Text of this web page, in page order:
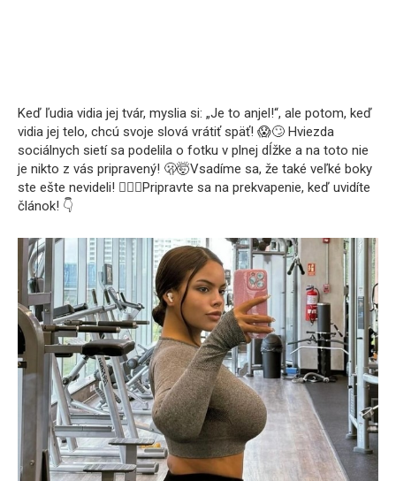
Keď ľudia vidia jej tvár, myslia si: „Je to anjel!“, ale potom, keď
vidia jej telo, chcú svoje slová vrátiť späť! 😱🙄 Hviezda
sociálnych sietí sa podelila o fotku v plnej dĺžke a na toto nie
je nikto z vás pripravený! 🫢🤯Vsadíme sa, že také veľké boky
ste ešte nevideli! ❤️‍🔥🤤Pripravte sa na prekvapenie, keď uvidíte
článok! 👇